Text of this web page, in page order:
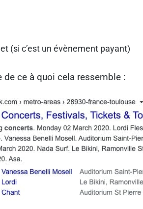
(si c’est un évènement payant)
de ce à quoi cela ressemble :